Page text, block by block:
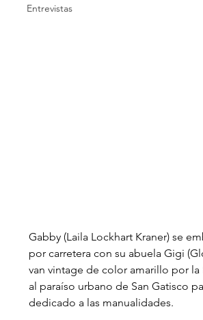
Entrevistas
Gabby (Laila Lockhart Kraner) se
por carretera con su abuela Gigi
van vintage de color amarillo por la
al paraíso urbano de San Gatisco
dedicado a las manualidades.